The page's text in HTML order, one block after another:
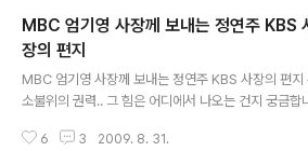
MBC 엄기영 사장께 보내는 정연주 KBS
장의 편지
MBC 엄기영 사장께 보내는 정연주 KBS 사장의 편지
소불위의 권력.. 그 힘은 어디에서 나오는 건지 궁금합
인들... 오전에 문득 웹2.0에 대해 잠시 생각하다가 서
6 3 2009. 8. 31.